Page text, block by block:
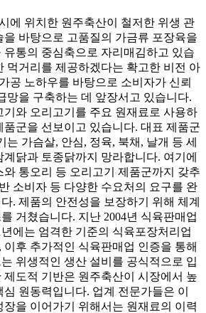
에 위치한 원주축산이 철저한 위생 관
을 바탕으로 고품질의 가금류 포장육을
유통의 중심축으로 자리매김하고 있습
먹거리를 제공하겠다는 확고한 비전 아
공 노하우를 바탕으로 소비자가 신뢰
망을 구축하는 데 앞장서고 있습니다.
기와 오리고기를 주요 원재료로 사용하
품군을 선보이고 있습니다. 대표 제품군
는 가슴살, 안심, 정육, 북채, 날개 등 세
닭과 토종닭까지 망라합니다. 여기에
와 통오리 등 오리고기 제품군까지 갖추
소비자 등 다양한 수요처의 요구를 완
. 제품의 안전성을 보장하기 위해 체계
거쳤습니다. 지난 2004년 식육판매업
에는 엄격한 기준의 식육포장처리업
후 추가적인 식육판매업 인증을 통해
위생적인 생산 설비를 공식적으로 입
제도적 기반은 원주축산이 시장에서 높
원동력입니다. 업계 전문가들은 이
을 이어가기 위해서는 원재료의 이력